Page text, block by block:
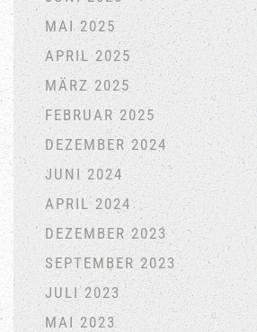
MAI 2025
APRIL 2025
MÄRZ 2025
FEBRUAR 2025
DEZEMBER 2024
JUNI 2024
APRIL 2024
DEZEMBER 2023
SEPTEMBER 2023
JULI 2023
MAI 2023